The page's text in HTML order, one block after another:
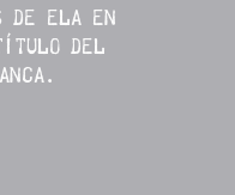
DE ELA EN
DEL